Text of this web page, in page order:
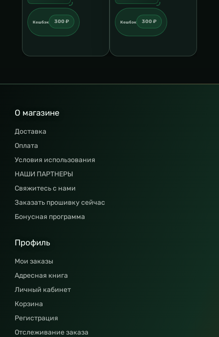
Кешбэк 300 ₽ Кешбэк 300 ₽
О магазине
Доставка
Оплата
Условия использования
НАШИ ПАРТНЕРЫ
Свяжитесь с нами
Заказать прошивку сейчас
Бонусная программа
Профиль
Мои заказы
Адресная книга
Личный кабинет
Корзина
Регистрация
Отслеживание заказа